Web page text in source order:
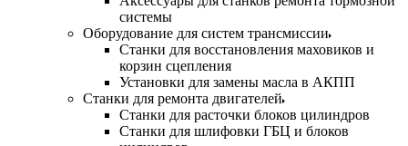
системы
Оборудование для систем трансмиссии
Станки для восстановления маховиков и
корзин сцепления
Установки для замены масла в АКПП
Станки для ремонта двигателей
Станки для расточки блоков цилиндров
Станки для шлифовки ГБЦ и блоков